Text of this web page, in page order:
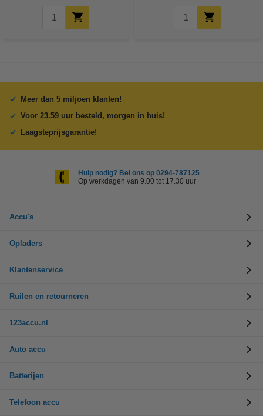
Meer dan 5 miljoen klanten!
Voor 23.59 uur besteld, morgen in huis!
Laagsteprijsgarantie!
Hulp nodig? Bel ons op 0294-787125
Op werkdagen van 9.00 tot 17.30 uur
Accu's
Opladers
Klantenservice
Ruilen en retourneren
123accu.nl
Auto accu
Batterijen
Telefoon accu